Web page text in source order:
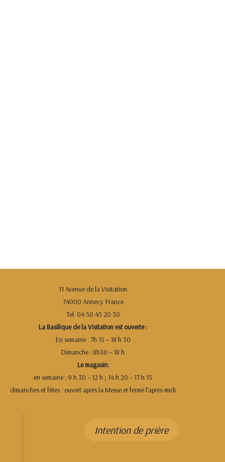
11 Avenue de la Visitation
74000 Annecy. France
Tel. 04 50 45 20 30
La Basilique de la Visitation est ouverte :
En semaine : 7h 15 – 18 h 30
Dimanche : 8h30 – 18 h
Le magasin:
en semaine : 9 h 30 – 12 h ; 14 h 20 – 17 h 15
dimanches et fêtes : ouvert après la Messe et fermé l’après-midi
Intention de prière